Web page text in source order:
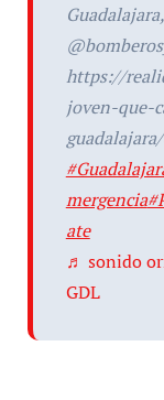
https://
joven-que-
mergencia
ate
♬ sonido
GDL